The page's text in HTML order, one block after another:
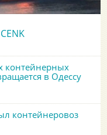
контейнерных
в Одессу
контейнеровоз